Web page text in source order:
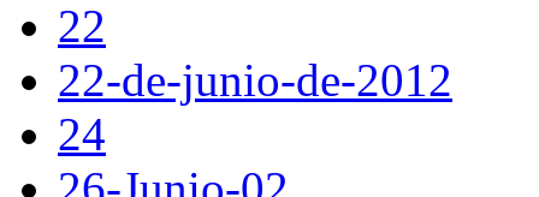
22
22-de-junio-de-2012
24